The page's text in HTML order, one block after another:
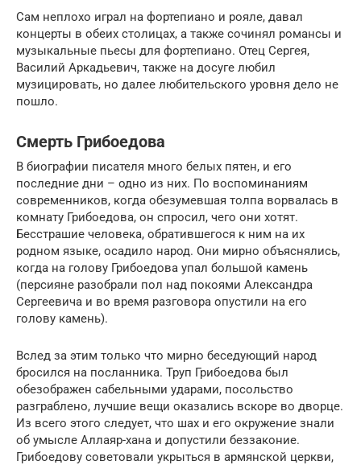
Сам неплохо играл на фортепиано и рояле, давал
концерты в обеих столицах, а также сочинял романсы и
музыкальные пьесы для фортепиано. Отец Сергея,
Василий Аркадьевич, также на досуге любил
музицировать, но далее любительского уровня дело не
пошло.
Смерть Грибоедова
В биографии писателя много белых пятен, и его
последние дни – одно из них. По воспоминаниям
современников, когда обезумевшая толпа ворвалась в
комнату Грибоедова, он спросил, чего они хотят.
Бесстрашие человека, обратившегося к ним на их
родном языке, осадило народ. Они мирно объяснялись,
когда на голову Грибоедова упал большой камень
(персияне разобрали пол над покоями Александра
Сергеевича и во время разговора опустили на его
голову камень).
Вслед за этим только что мирно беседующий народ
бросился на посланника. Труп Грибоедова был
обезображен сабельными ударами, посольство
разграблено, лучшие вещи оказались вскоре во дворце.
Из всего этого следует, что шах и его окружение знали
об умысле Аллаяр-хана и допустили беззаконие.
Грибоедову советовали укрыться в армянской церкви,